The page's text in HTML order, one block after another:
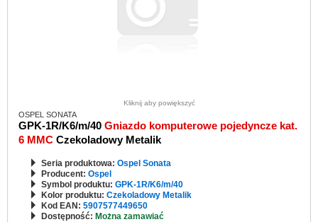
Kliknij aby powiększyć
OSPEL SONATA
GPK-1R/K6/m/40 Gniazdo komputerowe pojedyncze kat.
6 MMC Czekoladowy Metalik
Seria produktowa: Ospel Sonata
Producent: Ospel
Symbol produktu: GPK-1R/K6/m/40
Kolor produktu: Czekoladowy Metalik
Kod EAN: 5907577449650
Dostępność: Można zamawiać